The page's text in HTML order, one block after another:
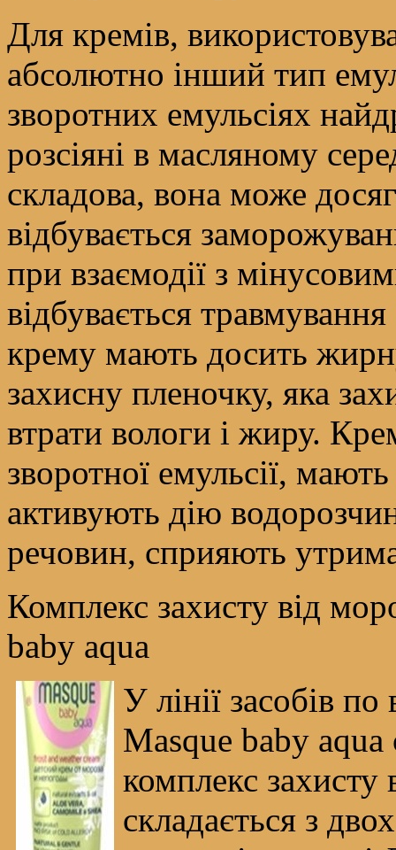
Для кремів,
абсолютно інший тип
зворотних емульсіях
розсіяні в масляному
складова, вона може
відбувається
при взаємодії з
відбувається
крему мають досить
захисну пленочку, яка
втрати вологи і жиру.
зворотної емульсії,
активують дію
речовин, сприяють
Комплекс захисту від
baby aqua
У лінії засобів
Masque baby aqua
комплекс захисту
складається з